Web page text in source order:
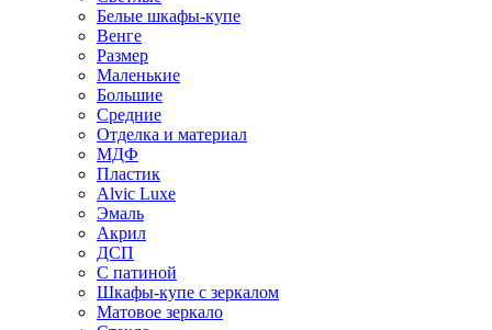
Белые шкафы-купе
Венге
Размер
Маленькие
Большие
Средние
Отделка и материал
МДФ
Пластик
Alvic Luxe
Эмаль
Акрил
ДСП
С патиной
Шкафы-купе с зеркалом
Матовое зеркало